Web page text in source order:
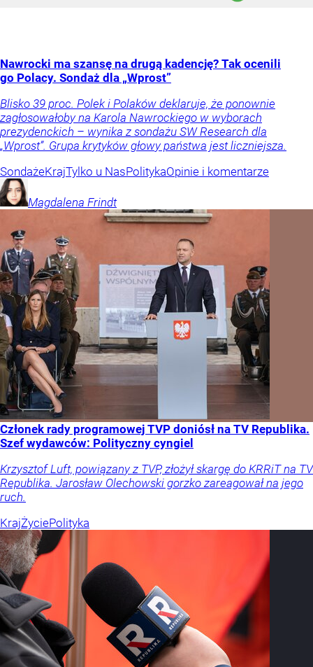
Nawrocki ma szansę na drugą kadencję? Tak ocenili
go Polacy. Sondaż dla „Wprost”
Blisko 39 proc. Polek i Polaków deklaruje, że ponownie
zagłosowałoby na Karola Nawrockiego w wyborach
prezydenckich – wynika z sondażu SW Research dla
„Wprost”. Grupa krytyków głowy państwa jest liczniejsza.
SondażeKrajTylko u NasPolitykaOpinie i komentarze
Magdalena Frindt
Członek rady programowej TVP doniósł na TV Republika.
Szef wydawców: Polityczny cyngiel
Krzysztof Luft, powiązany z TVP, złożył skargę do KRRiT na TV
Republika. Jarosław Olechowski gorzko zareagował na jego
ruch.
KrajŻyciePolityka